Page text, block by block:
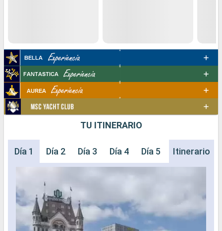
TU ITINERARIO
Día 1 Día 2 Día 3 Día 4 Día 5 Día 6 Día
Itinerario